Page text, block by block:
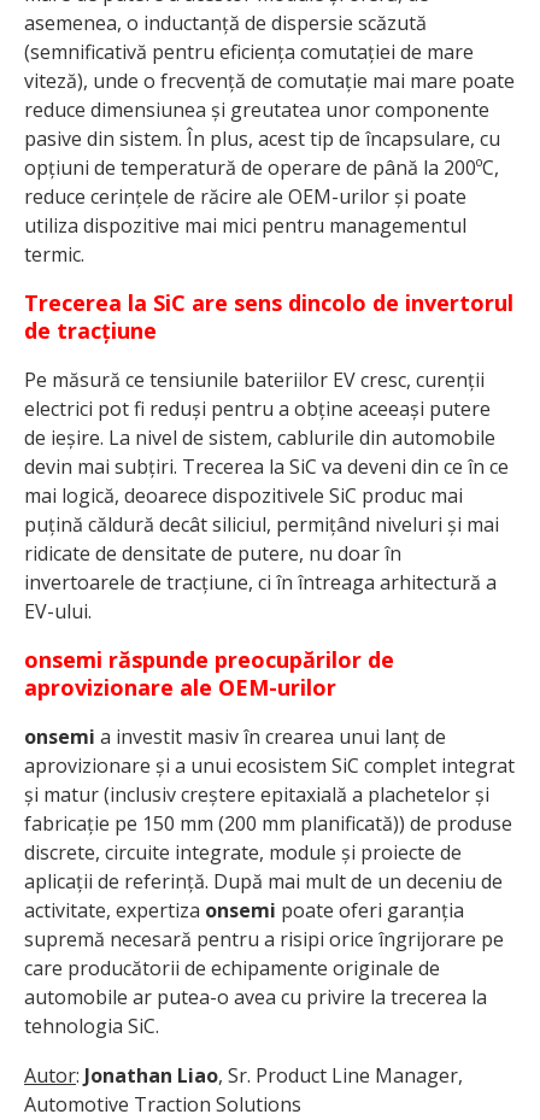
asemenea, o inductanță de dispersie scăzută
(semnificativă pentru eficiența comutației de mare
viteză), unde o frecvență de comutație mai mare poate
reduce dimensiunea și greutatea unor componente
pasive din sistem. În plus, acest tip de încapsulare, cu
opțiuni de temperatură de operare de până la 200ºC,
reduce cerințele de răcire ale OEM-urilor și poate
utiliza dispozitive mai mici pentru managementul
termic.
Trecerea la SiC are sens dincolo de invertorul
de tracțiune
Pe măsură ce tensiunile bateriilor EV cresc, curenții
electrici pot fi reduși pentru a obține aceeași putere
de ieșire. La nivel de sistem, cablurile din automobile
devin mai subțiri. Trecerea la SiC va deveni din ce în ce
mai logică, deoarece dispozitivele SiC produc mai
puțină căldură decât siliciul, permițând niveluri și mai
ridicate de densitate de putere, nu doar în
invertoarele de tracțiune, ci în întreaga arhitectură a
EV-ului.
onsemi răspunde preocupărilor de
aprovizionare ale OEM-urilor
onsemi a investit masiv în crearea unui lanț de
aprovizionare și a unui ecosistem SiC complet integrat
și matur (inclusiv creștere epitaxială a plachetelor și
fabricație pe 150 mm (200 mm planificată)) de produse
discrete, circuite integrate, module și proiecte de
aplicații de referință. După mai mult de un deceniu de
activitate, expertiza onsemi poate oferi garanția
supremă necesară pentru a risipi orice îngrijorare pe
care producătorii de echipamente originale de
automobile ar putea-o avea cu privire la trecerea la
tehnologia SiC.
Autor: Jonathan Liao, Sr. Product Line Manager,
Automotive Traction Solutions